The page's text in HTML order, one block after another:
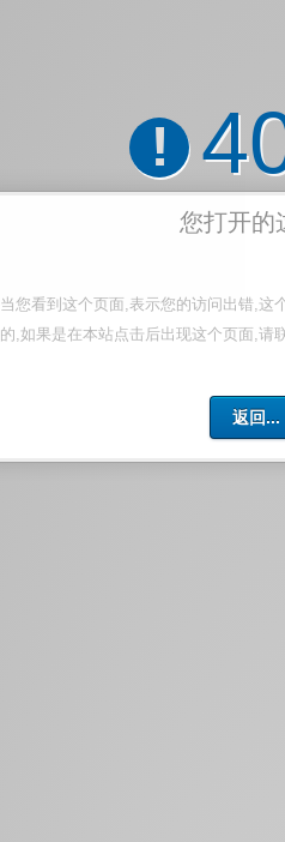
!
您打开的
当您看到这个页面,表示您的访问出错,这
的,如果是在本站点击后出现这个页面,请
返回...